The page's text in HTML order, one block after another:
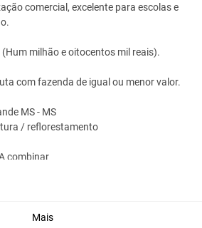
comercial, excelente para escolas e
milhão e oitocentos mil reais).
com fazenda de igual ou menor valor.
MS - MS
/ reflorestamento
combinar
Mais